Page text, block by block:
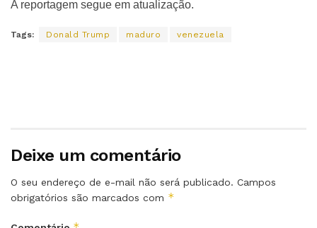
A reportagem segue em atualização.
Tags: Donald Trump maduro venezuela
Deixe um comentário
O seu endereço de e-mail não será publicado. Campos
obrigatórios são marcados com *